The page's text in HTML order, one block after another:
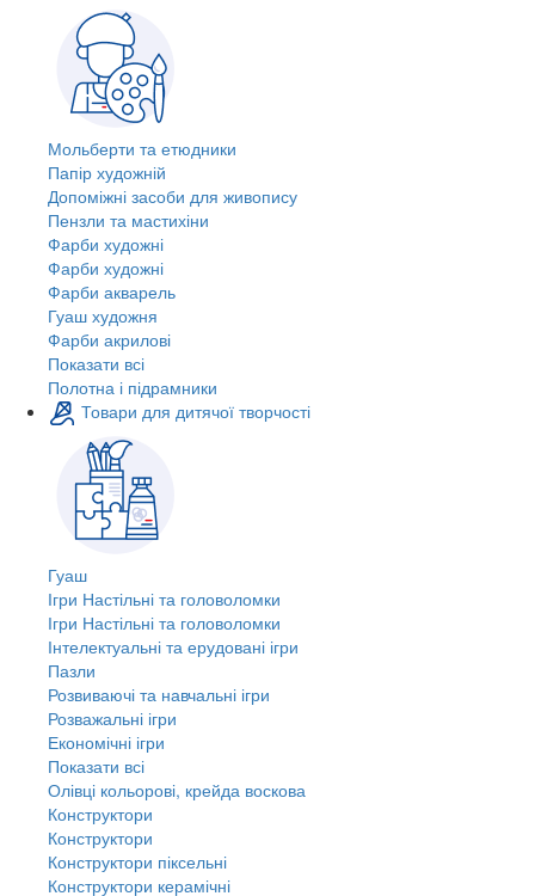
Мольберти та етюдники
Папір художній
Допоміжні засоби для живопису
Пензли та мастихіни
Фарби художні
Фарби художні
Фарби акварель
Гуаш художня
Фарби акрилові
Показати всі
Полотна і підрамники
Товари для дитячої творчості
Гуаш
Ігри Настільні та головоломки
Ігри Настільні та головоломки
Інтелектуальні та ерудовані ігри
Пазли
Розвиваючі та навчальні ігри
Розважальні ігри
Економічні ігри
Показати всі
Олівці кольорові, крейда воскова
Конструктори
Конструктори
Конструктори піксельні
Конструктори керамічні